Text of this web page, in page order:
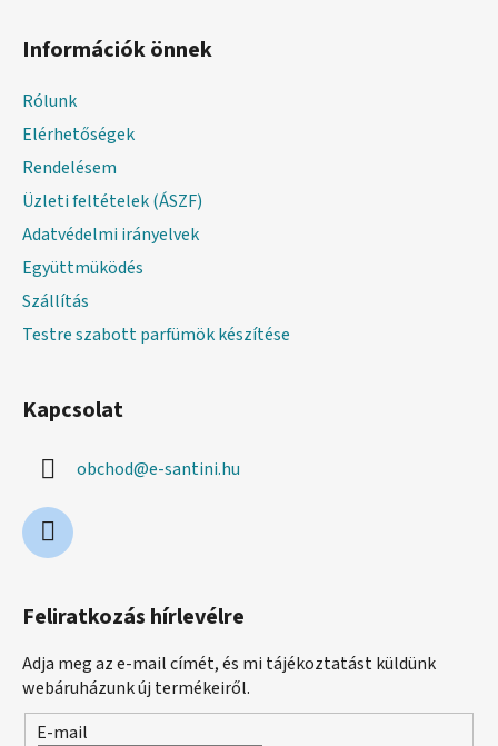
Információk önnek
Rólunk
Elérhetőségek
Rendelésem
Üzleti feltételek (ÁSZF)
Adatvédelmi irányelvek
Együttmüködés
Szállítás
Testre szabott parfümök készítése
Kapcsolat
obchod@e-santini.hu
Feliratkozás hírlevélre
Adja meg az e-mail címét, és mi tájékoztatást küldünk
webáruházunk új termékeiről.
E-mail